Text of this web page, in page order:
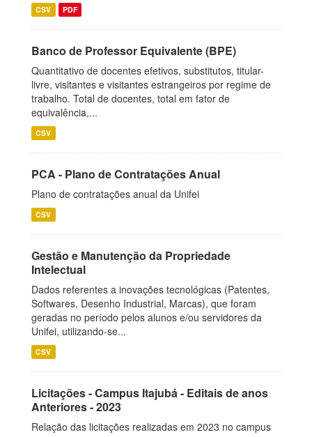
CSV PDF
Banco de Professor Equivalente (BPE)
Quantitativo de docentes efetivos, substitutos, titular-
livre, visitantes e visitantes estrangeiros por regime de
trabalho. Total de docentes, total em fator de
equivalência,...
CSV
PCA - Plano de Contratações Anual
Plano de contratações anual da Unifei
CSV
Gestão e Manutenção da Propriedade
Intelectual
Dados referentes a inovações tecnológicas (Patentes,
Softwares, Desenho Industrial, Marcas), que foram
geradas no período pelos alunos e/ou servidores da
Unifei, utilizando-se...
CSV
Licitações - Campus Itajubá - Editais de anos
Anteriores - 2023
Relação das licitações realizadas em 2023 no campus